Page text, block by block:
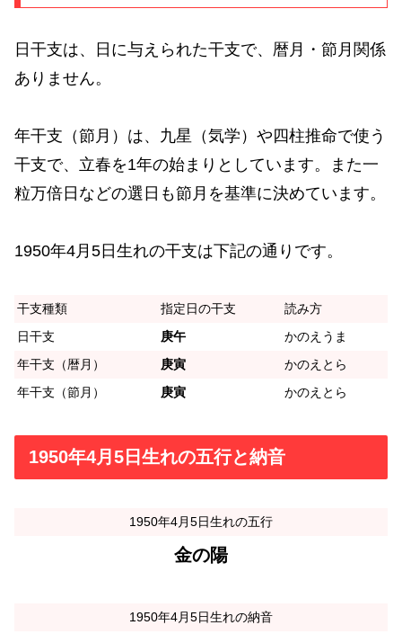
日干支は、日に与えられた干支で、暦月・節月関係
ありません。
年干支（節月）は、九星（気学）や四柱推命で使う
干支で、立春を1年の始まりとしています。また一
粒万倍日などの選日も節月を基準に決めています。
1950年4月5日生れの干支は下記の通りです。
干支種類 指定日の干支
読み方
日干支
庚午
かのえうま
年干支（暦月）
庚寅
かのえとら
年干支（節月）
庚寅 かのえとら
1950年4月5日生れの五行と納音
1950年4月5日生れの五行
金の陽
1950年4月5日生れの納音